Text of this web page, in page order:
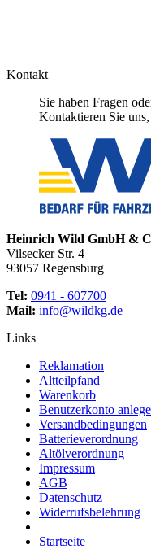
Kontakt
Sie haben Fragen
Kontaktieren Sie
Heinrich Wild GmbH &
Vilsecker Str. 4
93057 Regensburg
Tel: 0941 - 607700
Mail: info@wildkg.de
Links
Reklamation
Altteilpfand
Warenkorb
Benutzerkonto
Versandbedingungen
Batterieverordnung
Altölverordnung
Impressum
AGB
Datenschutz
Widerrufsbelehrung
Startseite